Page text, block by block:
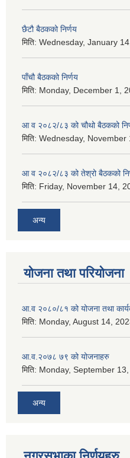
छैटौ बैठकको निर्णय
मिति: Wednesday, January
पाँचौ बैठकको निर्णय
मिति: Monday, December 1,
आ व २०८२/८३ को चौथो बैठकको
मिति: Wednesday, November
आ व २०८२/८३ को तेश्रो बैठकको
मिति: Friday, November 14,
अन्य
योजना तथा परियोजना
आ.व २०८०/८१ को योजना तथा
मिति: Monday, August 14,
आ.व.२०७८ ७९ को योजनाहरु
मिति: Monday, September
अन्य